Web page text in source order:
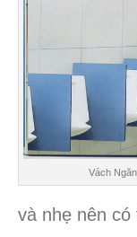
Vách
và nhẹ nên